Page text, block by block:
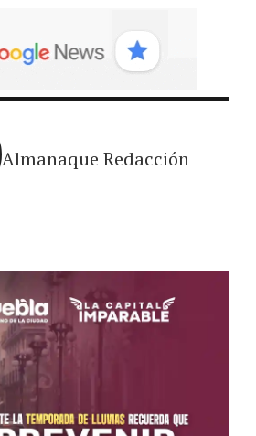
Almanaque Redacción